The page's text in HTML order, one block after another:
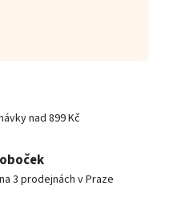
nad 899 Kč
3 prodejnách v Praze